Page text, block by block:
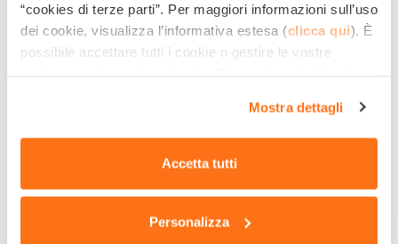
“cookies di terze parti”. Per maggiori informazioni sull’uso
dei cookie, visualizza l’informativa estesa (clicca qui). È
possibile accettare tutti i cookie o gestire le vostre
impostazioni predefinite che non consentono l’utilizzo di
cookie o altri strumenti di tracciamento diversi dai
Mostra dettagli
Accetta tutti
Personalizza
Dimensions (cm) 64x45x85
Dimensioni con manubrio regolabile
65